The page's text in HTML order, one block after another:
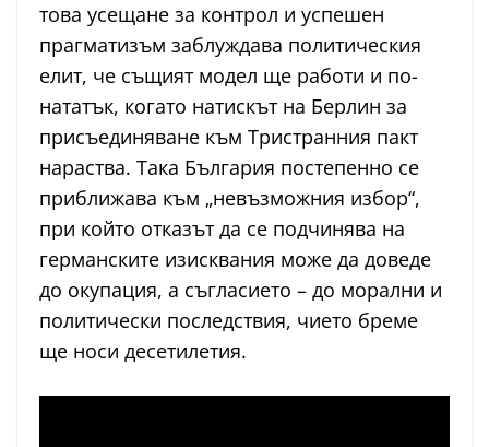
това усещане за контрол и успешен
прагматизъм заблуждава политическия
елит, че същият модел ще работи и по-
нататък, когато натискът на Берлин за
присъединяване към Тристранния пакт
нараства. Така България постепенно се
приближава към „невъзможния избор“,
при който отказът да се подчинява на
германските изисквания може да доведе
до окупация, а съгласието – до морални и
политически последствия, чието бреме
ще носи десетилетия.